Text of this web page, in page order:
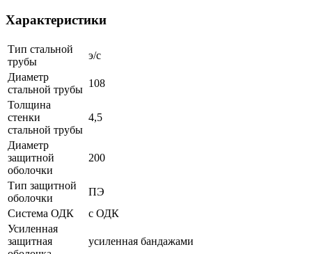
Характеристики
Тип стальной
трубы
э/с
Диаметр
стальной трубы
108
Толщина
стенки
стальной трубы
4,5
Диаметр
защитной
оболочки
200
Тип защитной
оболочки
ПЭ
Система ОДК
с ОДК
Усиленная
защитная
усиленная бандажами